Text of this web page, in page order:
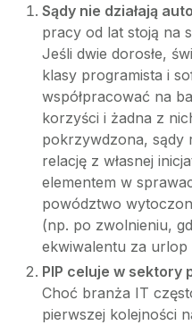
Sądy nie działają
pracy od lat stoją na
Jeśli dwie dorosłe,
klasy programista i
współpracować na
korzyści i żadna z
pokrzywdzona, sądy
relację z własnej
elementem w
powództwo
(np. po zwolnieniu,
ekwiwalentu za
PIP celuje w sektory
Choć branża IT
pierwszej kolejności